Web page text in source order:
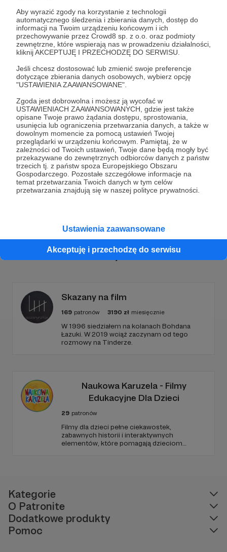
Aby wyrazić zgody na korzystanie z technologii
automatycznego śledzenia i zbierania danych, dostęp do
informacji na Twoim urządzeniu końcowym i ich
przechowywanie przez Crowd8 sp. z o.o. oraz podmioty
zewnętrzne, które wspierają nas w prowadzeniu działalności,
kliknij AKCEPTUJĘ I PRZECHODZĘ DO SERWISU.
Jeśli chcesz dostosować lub zmienić swoje preferencje
dotyczące zbierania danych osobowych, wybierz opcję
"USTAWIENIA ZAAWANSOWANE".
Zgoda jest dobrowolna i możesz ją wycofać w
USTAWIENIACH ZAAWANSOWANYCH, gdzie jest także
opisane Twoje prawo żądania dostępu, sprostowania,
usunięcia lub ograniczenia przetwarzania danych, a także w
dowolnym momencie za pomocą ustawień Twojej
przeglądarki w urządzeniu końcowym. Pamiętaj, że w
zależności od Twoich ustawień, Twoje dane będą mogły być
przekazywane do zewnętrznych odbiorców danych z państw
trzecich tj. z państw spoza Europejskiego Obszaru
Gospodarczego. Pozostałe szczegółowe informacje na
temat przetwarzania Twoich danych w tym celów
przetwarzania znajdują się w naszej polityce prywatności.
Ustawienia zaawansowane
Akceptuję i przechodzę do serwisu
Komentarz użytkownika
Odpowiedz
Dołącz do grona Patronów!
Wesprzyj działalność AutoraAstrofazajuż teraz!
Promowani autorzy
Skazany na film
169 patronów 3190 zł miesięcznie
W 1996 siedziałem na kolanach Bohdana
Łazuki. W 2019 wciąż zaczynam od tego
rozmowy na Tinderze.
Naukowa Karuzela - Filmy
Edukacyjne Dla Dzieci
29 patronów
Filmy dla dzieci pełne ciekawostek,
zabawnych historii i interaktywnych
elementów, które pomagają dzieciom
Kategorie
O Patronite
Dodatkowe produkty
Pomoc